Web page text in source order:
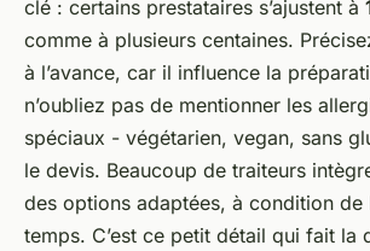
clé : certains prestataires s’ajustent à
comme à plusieurs centaines.
à l’avance, car il influence la
n’oubliez pas de mentionner les
spéciaux - végétarien, vegan, sans
le devis. Beaucoup de traiteurs
des options adaptées, à condition de
temps. C’est ce petit détail qui fait la